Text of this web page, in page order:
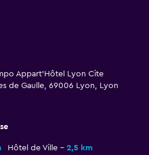
Appart'Hôtel Lyon Cite
de Gaulle, 69006 Lyon, Lyon
Hôtel de Ville
2,5 km